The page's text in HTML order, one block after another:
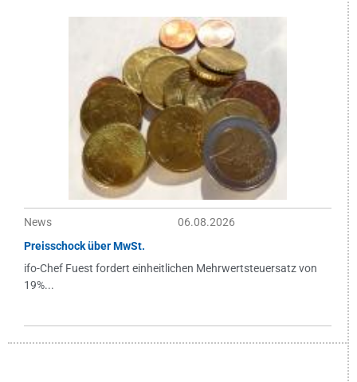
News
06.08.2026
Preisschock über MwSt.
ifo-Chef Fuest fordert einheitlichen Mehrwertsteuersatz von
19%...